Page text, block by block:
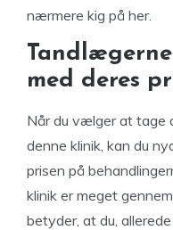
nærmere kig på her.
med deres
Når du vælger at
denne klinik, kan du
prisen på
klinik er meget
betyder, at du,